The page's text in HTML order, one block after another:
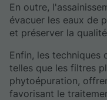
En outre,
évacuer les eaux de
et préserver la
Enfin, les techniques
telles que les filtres
phytoépuration,
favorisant le